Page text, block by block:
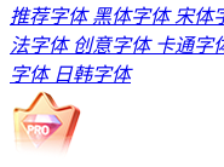
推荐字体黑体字体宋体
法字体创意字体卡通字
字体日韩字体